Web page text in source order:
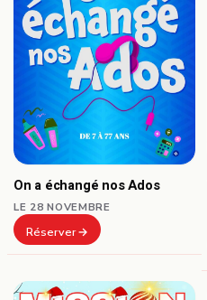
On a échangé nos Ados
LE 28 NOVEMBRE
Réserver